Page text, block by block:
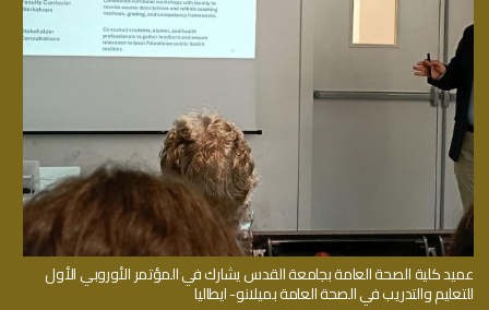
عميد كلية الصحة العامة بجامعة القدس يشارك في المؤتمر الأوروبي الأول
للتعليم والتدريب في الصحة العامة بميلانو- ايطاليا